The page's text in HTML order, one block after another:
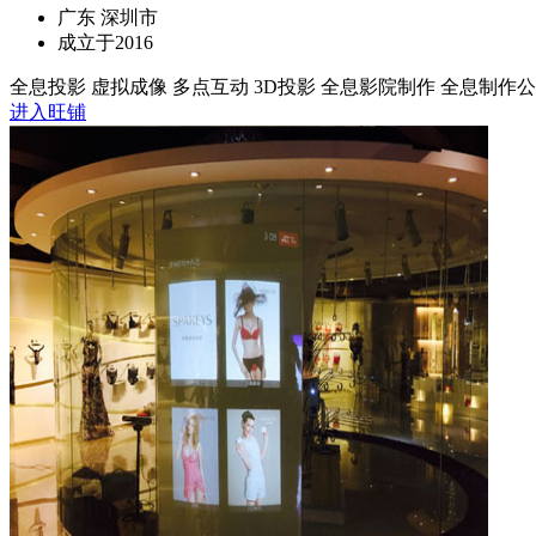
广东 深圳市
成立于2016
全息投影 虚拟成像 多点互动 3D投影 全息影院制作 全息制作
进入旺铺